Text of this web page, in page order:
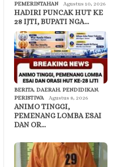
PEMERINTAHAN
Agustus 10, 2026
HADIRI PUNCAK HUT KE
28 IJTI, BUPATI NGA…
BERITA, DAERAH, PENDIDIKAN,
PERISTIWA
Agustus 8, 2026
ANIMO TINGGI,
PEMENANG LOMBA ESAI
DAN OR…